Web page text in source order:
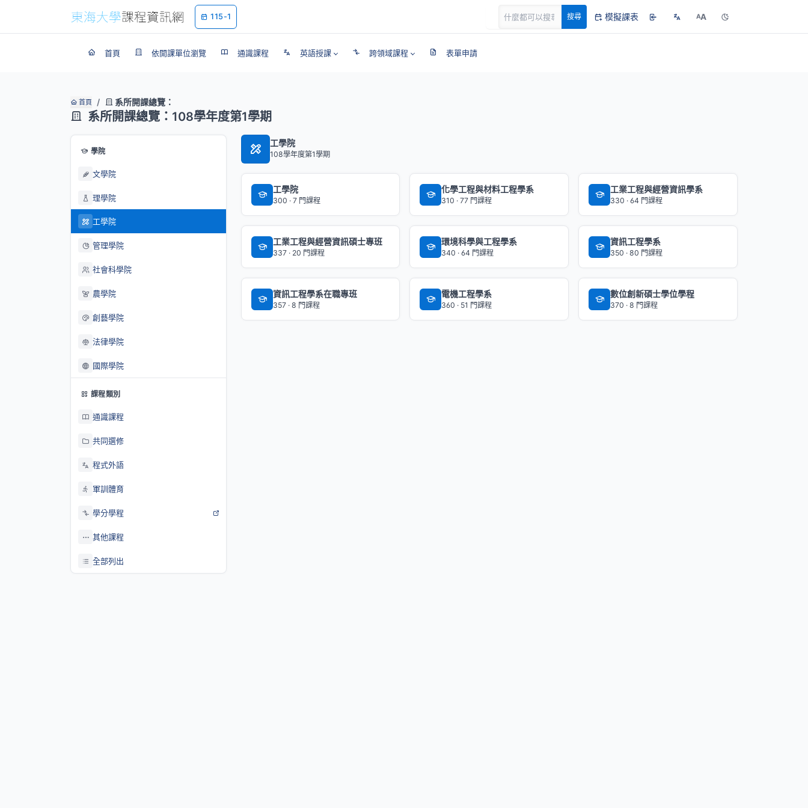
115-1 搜尋 模擬課表 AA
首頁 依開課單位瀏覽 通識課程 英語授課 跨領域課程 表單申請
首頁 系所開課總覽：
系所開課總覽：108學年度第1學期
學院
文學院
理學院
工學院
管理學院
社會科學院
農學院
創藝學院
法律學院
國際學院
課程類別
通識課程
共同選修
程式外語
軍訓體育
學分學程
其他課程
全部列出
工學院
108學年度第1學期
工學院
300 · 7 門課程
化學工程與材料工程學系
310 · 77 門課程
工業工程與經營資訊學系
330 · 64 門課程
工業工程與經營資訊碩士專班
337 · 20 門課程
環境科學與工程學系
340 · 64 門課程
資訊工程學系
350 · 80 門課程
資訊工程學系在職專班
357 · 8 門課程
電機工程學系
360 · 51 門課程
數位創新碩士學位學程
370 · 8 門課程